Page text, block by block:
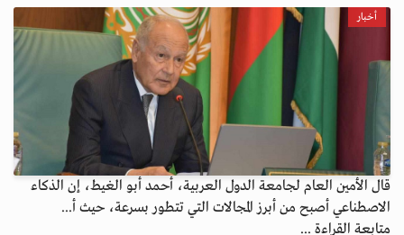
أخبار
قال الأمين العام لجامعة الدول العربية، أحمد أبو الغيط، إن الذكاء
الاصطناعي أصبح من أبرز المجالات التي تتطور بسرعة، حيث أ...
متابعة القراءة ...